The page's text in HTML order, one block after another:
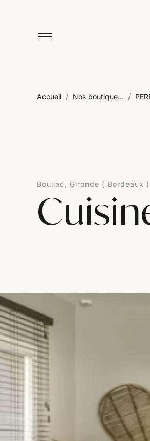
Accueil / Nos boutique... /
Bouliac, Gironde ( Bordeaux )